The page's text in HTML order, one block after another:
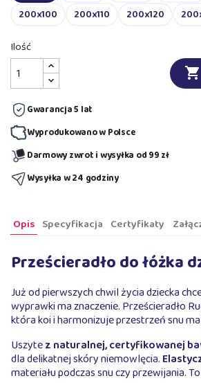
200x100
200x110 200x120
Ilość

Gwarancja 5 lat
Wyprodukowano w Polsce
Darmowy zwrot i wysyłka od 99 zł
Wysyłka w 24 godziny
Opis Specyfikacja Certyfikaty
Prześcieradło do łóżka
Już od pierwszych chwil życia dziecka
wyprawki ma znaczenie. Prześcieradło
która koi i harmonizuje przestrzeń snu
Uszytez naturalnej, certyfikowanej
dla delikatnej skóry niemowlęcia.
materiału podczas snu czy przewijania.